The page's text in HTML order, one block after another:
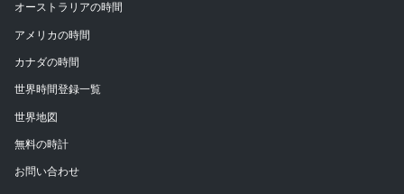
オーストラリアの時間
アメリカの時間
カナダの時間
世界時間登録一覧
世界地図
無料の時計
お問い合わせ